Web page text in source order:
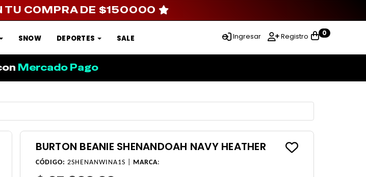
Ingresar Registro 0
SNOW DEPORTES SALE
TU COMPRA DE $150000
Mercado Pago
BURTON BEANIE SHENANDOAH NAVY HEATHER
CÓDIGO: 2SHENANWINA1S | MARCA: